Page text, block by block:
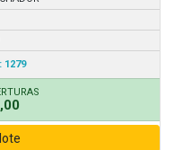
1279